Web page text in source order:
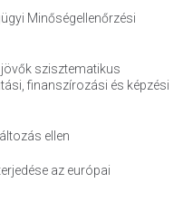
Minőségellenőrzési
szisztematikus
finanszírozási és képzési
ellen
az európai